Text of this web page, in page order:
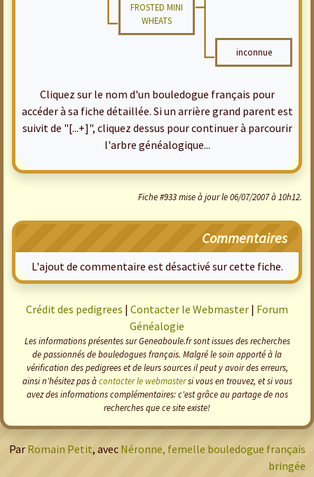
FROSTED MINI
WHEATS
inconnue
Cliquez sur le nom d'un bouledogue français pour
accéder à sa fiche détaillée. Si un arrière grand parent est
suivit de "[...+]", cliquez dessus pour continuer à parcourir
l'arbre généalogique...
Fiche #933 mise à jour le 06/07/2007 à 10h12.
Commentaires
L'ajout de commentaire est désactivé sur cette fiche.
Crédit des pedigrees | Contacter le Webmaster | Forum
Généalogie
Les informations présentes sur Geneaboule.fr sont issues des recherches
de passionnés de bouledogues français. Malgré le soin apporté à la
vérification des pedigrees et de leurs sources il peut y avoir des erreurs,
ainsi n'hésitez pas àcontacter le webmastersi vous en trouvez, et si vous
avez des informations complémentaires: c'est grâce au partage de nos
recherches que ce site existe!
Par Romain Petit, avec Néronne, femelle bouledogue français
bringée